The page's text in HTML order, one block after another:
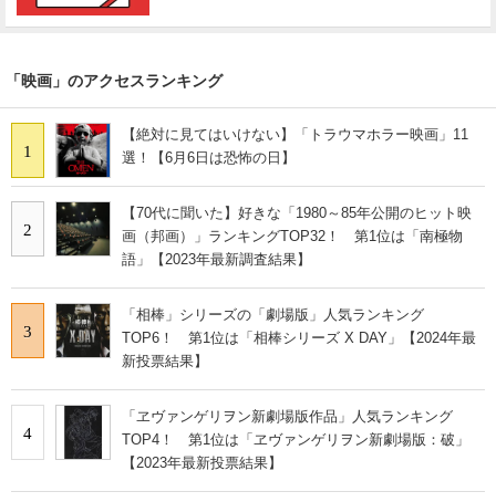
「映画」のアクセスランキング
1
【絶対に見てはいけない】「トラウマホラー映画」11
選！【6月6日は恐怖の日】
2
【70代に聞いた】好きな「1980～85年公開のヒット映
画（邦画）」ランキングTOP32！ 第1位は「南極物
語」【2023年最新調査結果】
3
「相棒」シリーズの「劇場版」人気ランキング
TOP6！ 第1位は「相棒シリーズ X DAY」【2024年最
新投票結果】
4
「ヱヴァンゲリヲン新劇場版作品」人気ランキング
TOP4！ 第1位は「ヱヴァンゲリヲン新劇場版：破」
【2023年最新投票結果】